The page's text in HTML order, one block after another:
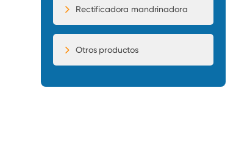
Rectificadora mandrinadora
Otros productos